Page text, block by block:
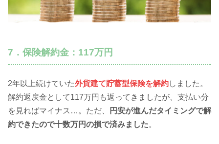
7．保険解約金：117万円
2年以上続けていた外貨建て貯蓄型保険を解約しました。
解約返戻金として117万円も返ってきましたが、支払い分
を見ればマイナス…。ただ、
円安が進んだタイミングで解
約できたので十数万円の損で済みました。